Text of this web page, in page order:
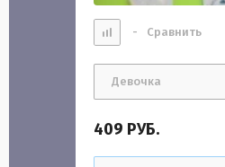
- Сравнить
Девочка
409 РУБ.